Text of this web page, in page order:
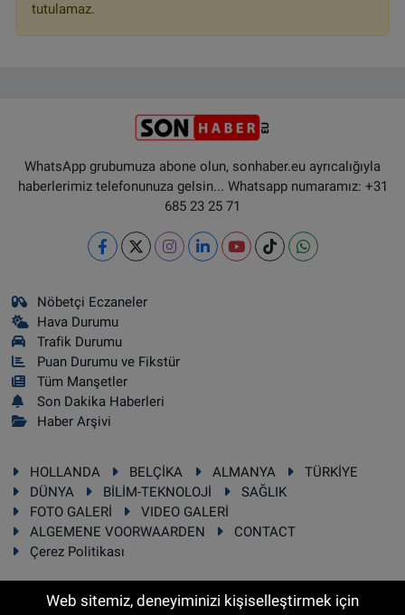
tutulamaz.
WhatsApp grubumuza abone olun, sonhaber.eu ayrıcalığıyla
haberlerimiz telefonunuza gelsin... Whatsapp numaramız: +31
685 23 25 71
Nöbetçi Eczaneler
Hava Durumu
Trafik Durumu
Puan Durumu ve Fikstür
Tüm Manşetler
Son Dakika Haberleri
Haber Arşivi
HOLLANDA BELÇİKA ALMANYA
TÜRKİYE
DÜNYA
BİLİM-TEKNOLOJİ
SAĞLIK
FOTO GALERİ
VIDEO GALERİ
ALGEMENE VOORWAARDEN
CONTACT
Çerez Politikası
Web sitemiz, deneyiminizi kişiselleştirmek için